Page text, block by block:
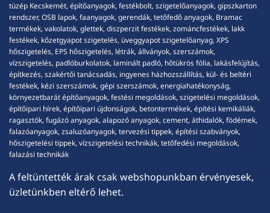
tüzép Kecskemét, építőanyagok, festékbolt, szigetelőanyagok, gipszkarton
rendszer, OSB lapok, faanyagok, gerendák, tetőfedő anyagok, Bramac
termékek, vakolatok, glettek, diszperzit festékek, zománcfestékek, lakk
festékek, kőzetgyapot szigetelés, üveggyapot szigetelőanyag, XPS
hőszigetelés, EPS hőszigetelés, létrák, állványok, szerszámok,
vízszigetelés, padlóburkolatok, laminált padló, hőtükrös fólia, lakásfelújítás,
építkezés, szakértői tanácsadás, ingyenes házhozszállítás, kül- és beltéri
festékek, kézi szerszámok, gépi szerszámok, energiahatékonyság,
környezetbarát építőanyagok, festési megoldások, szigetelési megoldások,
építőipari hírek, építőipari újdonságok, betontermékek, építési kemikáliák,
ragasztók, fugázó anyagok, alapozó anyagok, cement, áthidalók, födémek,
falazóanyagok, zsaluzóanyagok, tervezési tippek, építési szabványok,
hőszigetelési tippek, vízszigetelési technikák, tetőfedési megoldások,
falazási technikák
A feltüntették árak csak webshopunkban érvényesek,
üzletünkben eltérő lehet.